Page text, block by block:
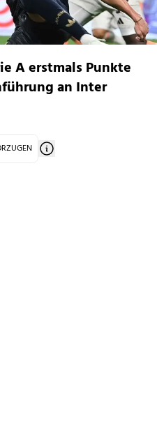
A erstmals Punkte
an Inter